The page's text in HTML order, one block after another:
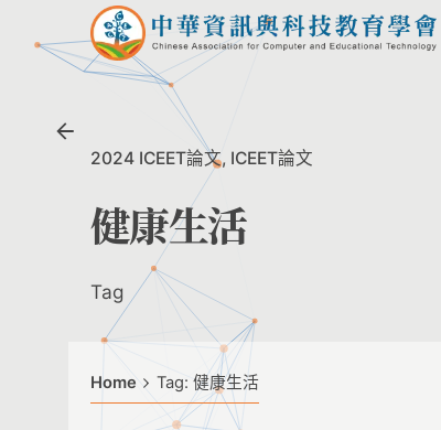
2024 ICEET論文 ICEET論文
健康生活
Tag
Home Tag: 健康生活